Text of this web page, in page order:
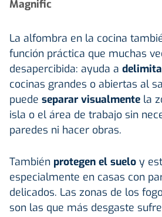
Magnific
La alfombra en la cocina
función práctica que muchas
desapercibida: ayuda a
cocinas grandes o abiertas al
puede separar visualmente la
isla o el área de trabajo sin
paredes ni hacer obras.
También protegen el suelo y
especialmente en casas con
delicados. Las zonas de los
son las que más desgaste